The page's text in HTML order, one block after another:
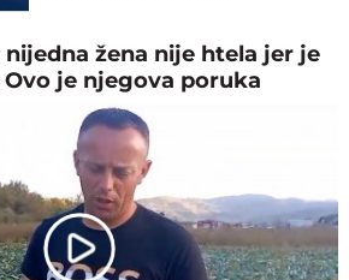
nijedna žena nije htela jer je
je njegova poruka